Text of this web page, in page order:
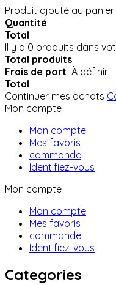
Produit ajouté au
Quantité
Total
Il y a 0 produits dans
Total produits
Frais de port À définir
Total
Continuer mes achats
Mon compte
Mon compte
Mes favoris
commande
Identifiez-vous
Mon compte
Mon compte
Mes favoris
commande
Identifiez-vous
Categories